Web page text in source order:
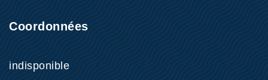
Coordonnées
indisponible